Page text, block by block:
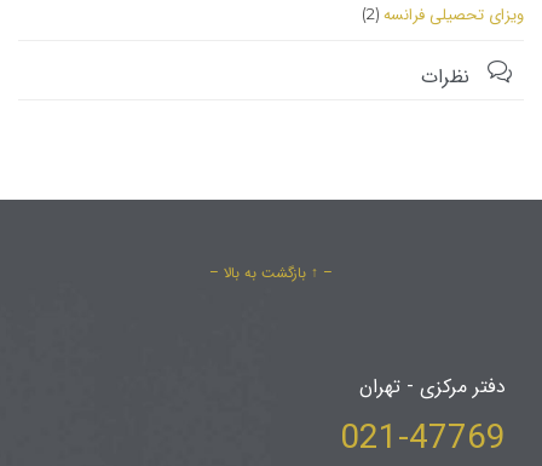
ویزای تحصیلی فرانسه (2)
 نظرات
– ↑ بازگشت به بالا –
دفتر مرکزی - تهران
021-47769